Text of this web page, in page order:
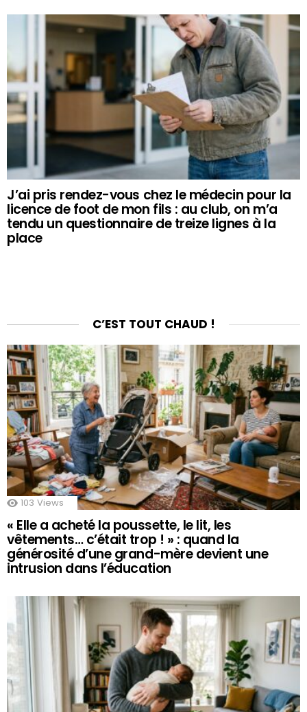
J’ai pris rendez-vous chez le médecin pour la
licence de foot de mon fils : au club, on m’a
tendu un questionnaire de treize lignes à la
place
C’EST TOUT CHAUD !
103 Views
« Elle a acheté la poussette, le lit, les
vêtements… c’était trop ! » : quand la
générosité d’une grand-mère devient une
intrusion dans l’éducation